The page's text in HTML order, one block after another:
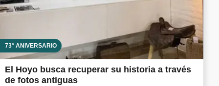
73° ANIVERSARIO
El Hoyo busca recuperar su historia a través
de fotos antiguas